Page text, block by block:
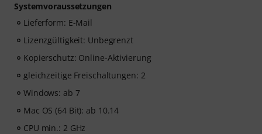
Systemvoraussetzungen
Lieferform: E-Mail
Lizenzgültigkeit: Unbegrenzt
Kopierschutz: Online-Aktivierung
gleichzeitige Freischaltungen: 2
Windows: ab 7
Mac OS (64 Bit): ab 10.14
CPU min.: 2 GHz